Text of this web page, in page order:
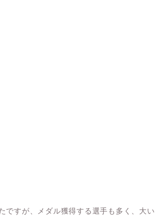
ですが、メダル獲得する選手も多く、大い